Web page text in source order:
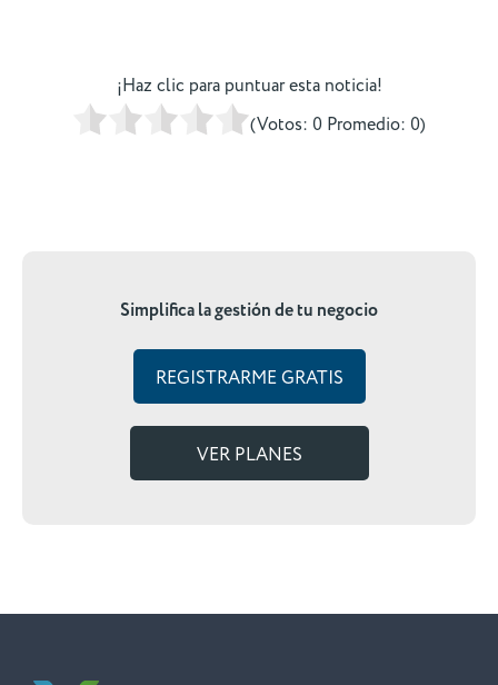
¡Haz clic para puntuar esta noticia!
(Votos: 0 Promedio: 0)
Simplifica la gestión de tu negocio
REGISTRARME GRATIS
VER PLANES